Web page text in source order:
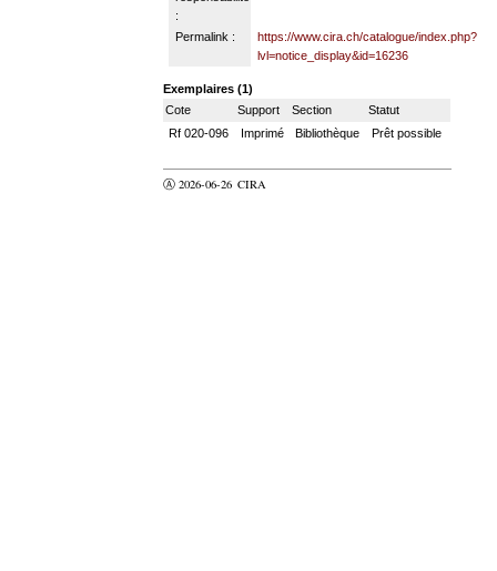
:
Permalink :
https://www.cira.ch/catalogue/index.php?
lvl=notice_display&id=16236
Exemplaires (1)
Cote
Support Section
Statut
Rf 020-096
Imprimé Bibliothèque Prêt possible
Ⓐ 2026-06-26 CIRA